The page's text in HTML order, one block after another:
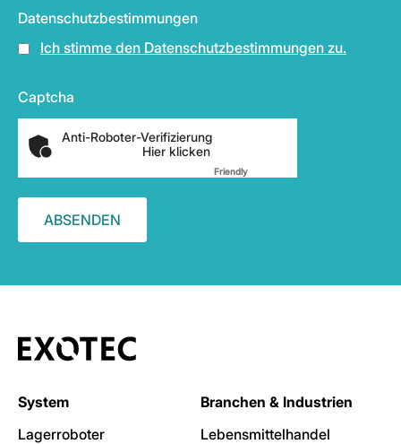
Datenschutzbestimmungen
Ich stimme den Datenschutzbestimmungen zu.
Captcha
Anti-Roboter-Verifizierung
Hier klicken
FriendlyCaptcha ⇗
System
Lagerroboter
Branchen & Industrien
Lebensmittelhandel